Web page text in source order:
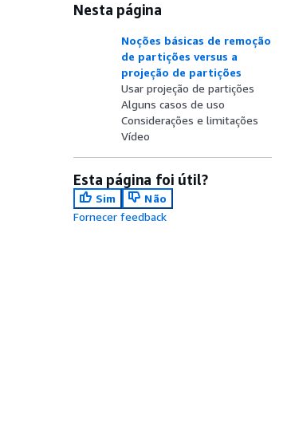
Nesta página
Noções básicas de remoção
de partições versus a
projeção de partições
Usar projeção de partições
Alguns casos de uso
Considerações e limitações
Vídeo
Esta página foi útil?
Sim
Não
Fornecer feedback